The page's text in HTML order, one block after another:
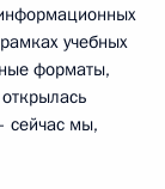
учебных
форматы,
сейчас мы,